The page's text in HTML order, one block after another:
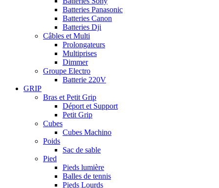
Batteries Panasonic
Batteries Canon
Batteries Dji
Câbles et Multi
Prolongateurs
Multiprises
Dimmer
Groupe Electro
Batterie 220V
GRIP
Bras et Petit Grip
Déport et Support
Petit Grip
Cubes
Cubes Machino
Poids
Sac de sable
Pied
Pieds lumière
Balles de tennis
Pieds Lourds